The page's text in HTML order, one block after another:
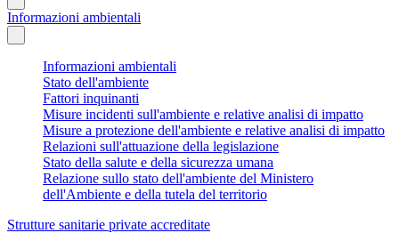
Informazioni ambientali
Informazioni ambientali
Stato dell'ambiente
Fattori inquinanti
Misure incidenti sull'ambiente e relative analisi di impatto
Misure a protezione dell'ambiente e relative analisi di impatto
Relazioni sull'attuazione della legislazione
Stato della salute e della sicurezza umana
Relazione sullo stato dell'ambiente del Ministero
dell'Ambiente e della tutela del territorio
Strutture sanitarie private accreditate